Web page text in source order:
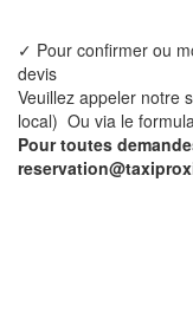
✓ Pour confirmer ou
devis
Veuillez appeler notre
local) Ou via le
Pour toutes